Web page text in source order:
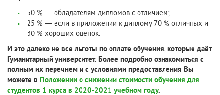
50 % — обладателям дипломов с отличием;
25 % — если в приложении к диплому 70 % отличных и
30 % хороших оценок.
И это далеко не все льготы по оплате обучения, которые даёт
Гуманитарный университет. Более подробно ознакомиться с
полным их перечнем и с условиями предоставления Вы
можете в Положении о снижении стоимости обучения для
студентов 1 курса в 2020-2021 учебном году.